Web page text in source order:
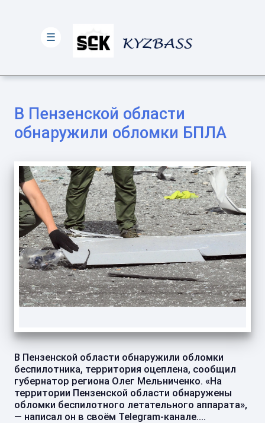
В Пензенской области
обнаружили обломки БПЛА
В Пензенской области обнаружили обломки
беспилотника, территория оцеплена, сообщил
губернатор региона Олег Мельниченко. «На
территории Пензенской области обнаружены
обломки беспилотного летательного аппарата»,
— написал он в своём Telegram-канале....
☰